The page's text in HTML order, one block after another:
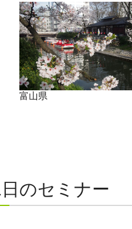
富山県
のセミナー